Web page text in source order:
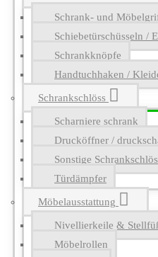
Schrank- und
Schiebetürschüsseln /
Schrankknöpfe
Handtuchhaken /
Schrankschlöss
Scharniere schrank
Drucköffner /
Sonstige
Türdämpfer
Möbelausstattung
Nivellierkeile &
Möbelrollen